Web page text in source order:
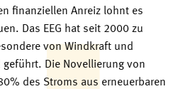
finanziellen Anreiz lohnt es
Das EEG hat seit 2000 zu
von Windkraft und
Die Novellierung von
des Stroms aus erneuerbaren